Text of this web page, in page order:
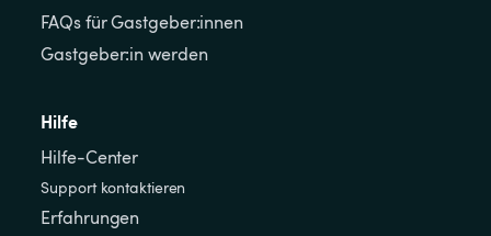
FAQs für Gastgeber:innen
Gastgeber:in werden
Hilfe
Hilfe-Center
Support kontaktieren
Erfahrungen